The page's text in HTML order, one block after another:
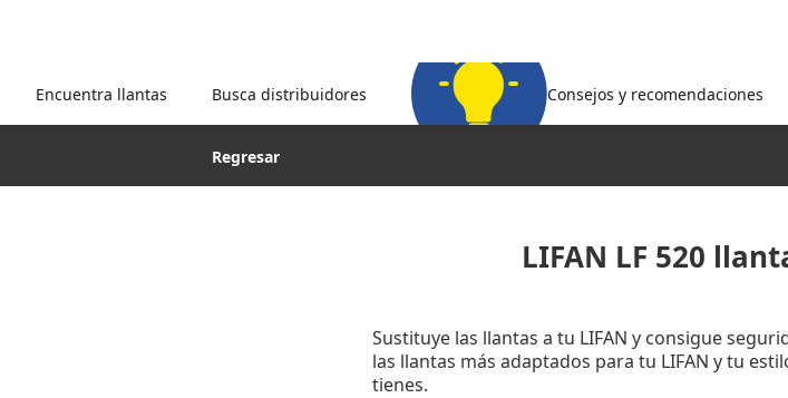
Encuentra llantas Busca distribuidores Consejos y recomendaciones
Regresar
LIFAN LF 520
Sustituye las llantas a tu LIFAN y consigue
las llantas más adaptados para tu LIFAN y tu
tienes.